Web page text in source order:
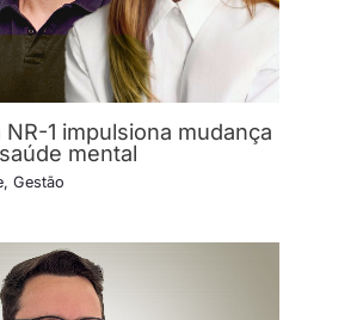
1 impulsiona mudança
mental
, Gestão